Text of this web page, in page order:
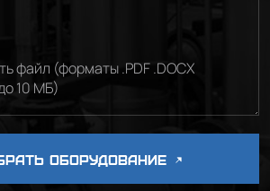
файл (форматы .PDF .DOCX
10 МБ)
ОБОРУДОВАНИЕ